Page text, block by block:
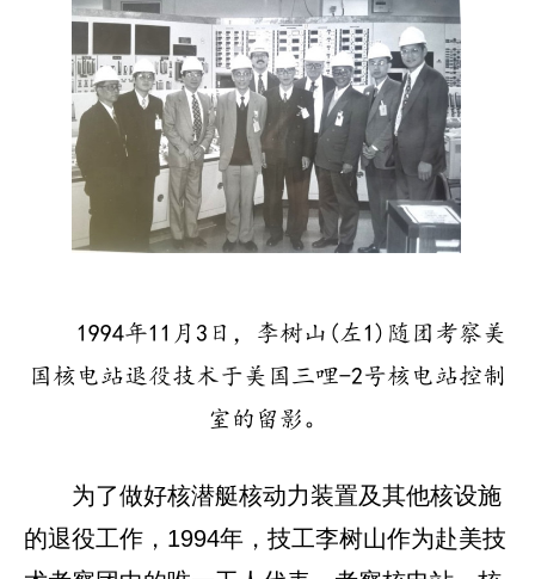
1994年11月3日，李树山(左1)随团考察美
国核电站退役技术于美国三哩-2号核电站控制
室的留影。
为了做好核潜艇核动力装置及其他核设施
的退役工作，1994年，技工李树山作为赴美技